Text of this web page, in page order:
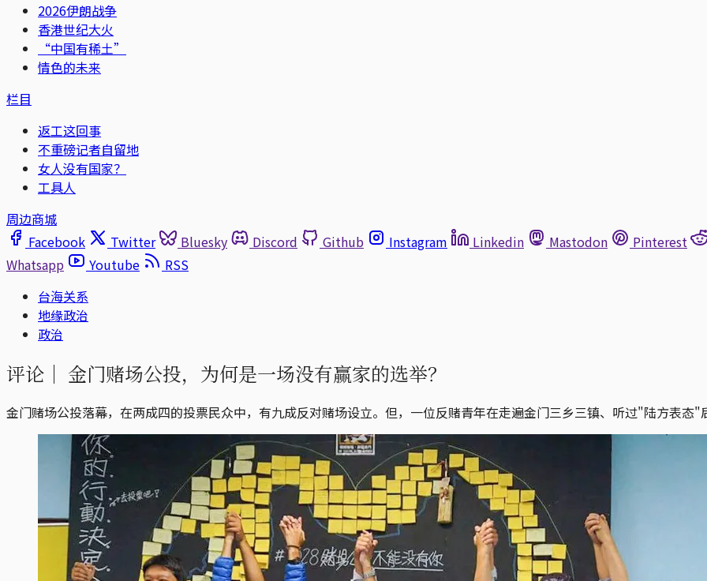
2026伊朗战争
香港世纪大火
“中国有稀土”
情色的未来
栏目
返工这回事
不重磅记者自留地
女人没有国家？
工具人
周边商城
Facebook
Twitter Bluesky Discord Github Instagram Linkedin Mastodon
Pinterest
Whatsapp
Youtube
RSS
台海关系
地缘政治
政治
评论｜ 金门赌场公投，为何是一场没有赢家的选举？
金门赌场公投落幕，在两成四的投票民众中，有九成反对赌场设立。但，一位反赌青年在走遍金门三乡三镇、听过"陆方表态